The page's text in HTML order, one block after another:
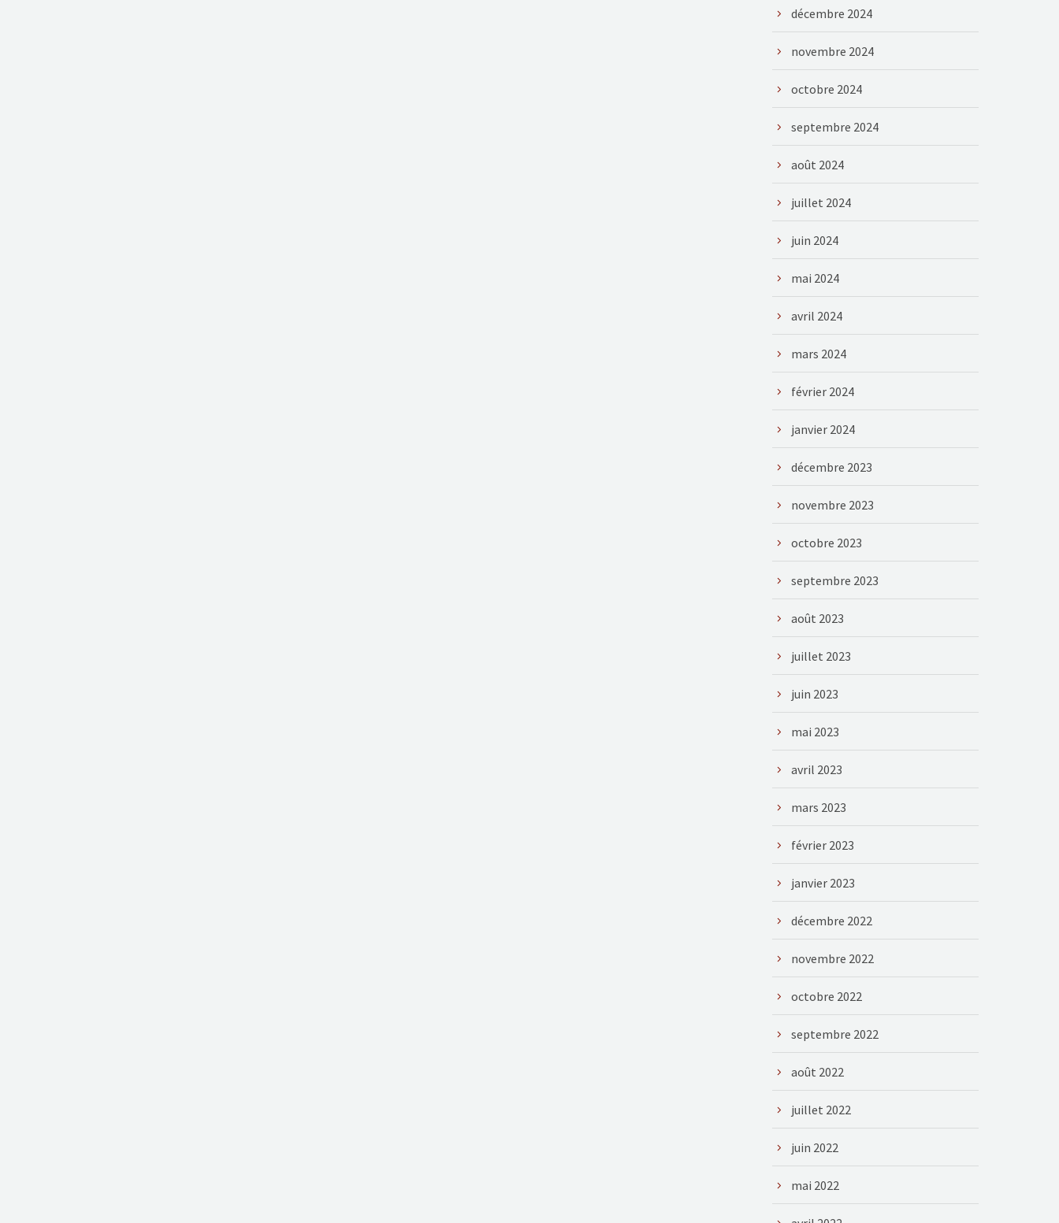
décembre 2024
novembre 2024
octobre 2024
septembre 2024
août 2024
juillet 2024
juin 2024
mai 2024
avril 2024
mars 2024
février 2024
janvier 2024
décembre 2023
novembre 2023
octobre 2023
septembre 2023
août 2023
juillet 2023
juin 2023
mai 2023
avril 2023
mars 2023
février 2023
janvier 2023
décembre 2022
novembre 2022
octobre 2022
septembre 2022
août 2022
juillet 2022
juin 2022
mai 2022